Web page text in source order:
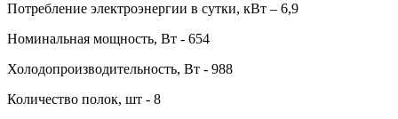
Потребление электроэнергии в сутки, кВт – 6,9
Номинальная мощность, Вт - 654
Холодопроизводительность, Вт - 988
Количество полок, шт - 8